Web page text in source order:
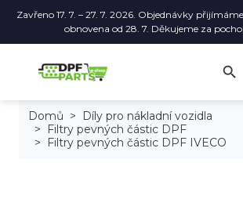
Zavřeno 17. 7. – 27. 7. 2026. Objednávky
obnovena od 28. 7. Děkujeme za
search
Domů
Díly pro nákladní vozidla
Filtry pevných částic DPF
Filtry pevných částic DPF IVECO